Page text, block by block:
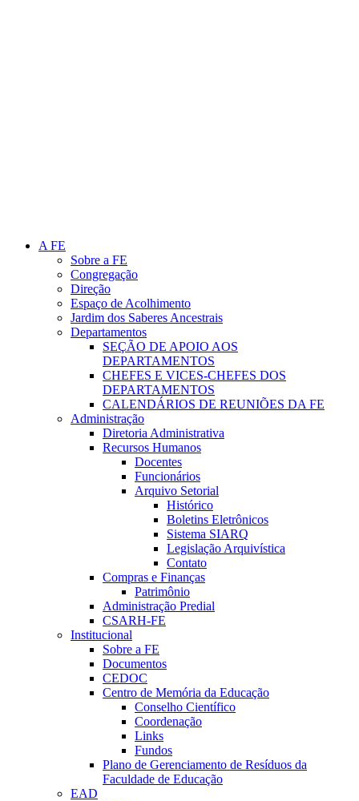
A FE
Sobre a FE
Congregação
Direção
Espaço de Acolhimento
Jardim dos Saberes Ancestrais
Departamentos
SEÇÃO DE APOIO AOS
DEPARTAMENTOS
CHEFES E VICES-CHEFES DOS
DEPARTAMENTOS
CALENDÁRIOS DE REUNIÕES DA FE
Administração
Diretoria Administrativa
Recursos Humanos
Docentes
Funcionários
Arquivo Setorial
Histórico
Boletins Eletrônicos
Sistema SIARQ
Legislação Arquivística
Contato
Compras e Finanças
Patrimônio
Administração Predial
CSARH-FE
Institucional
Sobre a FE
Documentos
CEDOC
Centro de Memória da Educação
Conselho Científico
Coordenação
Links
Fundos
Plano de Gerenciamento de Resíduos da
Faculdade de Educação
EAD